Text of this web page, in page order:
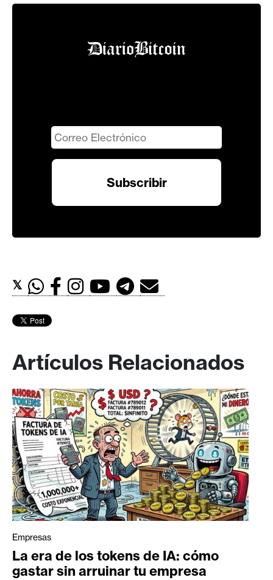
𝕏
Artículos Relacionados
Empresas
La era de los tokens de IA: cómo
gastar sin arruinar tu empresa